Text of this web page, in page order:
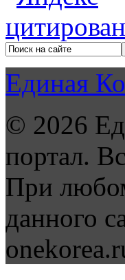
Единая
© 2026
портал.
При
данного